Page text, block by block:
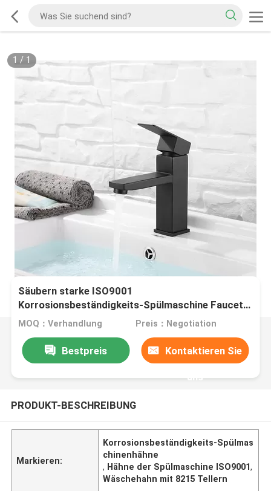
1 / 1
Säubern starke ISO9001
Korrosionsbeständigkeits-Spülmaschine Faucets
Easy To
MOQ：Verhandlung Preis：Negotiation
Bestpreis Kontaktieren Sie
uns
PRODUKT-BESCHREIBUNG
Markieren:
Korrosionsbeständigkeits-Spülmas
chinenhähne
, Hähne der Spülmaschine ISO9001,
Wäschehahn mit 8215 Tellern